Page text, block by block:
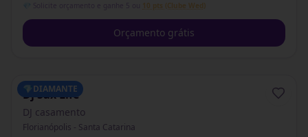
10 pts (Clube Wed)
Orçamento grátis
💎DIAMANTE
Dj Sax Life
DJ casamento
Florianópolis - Santa Catarina